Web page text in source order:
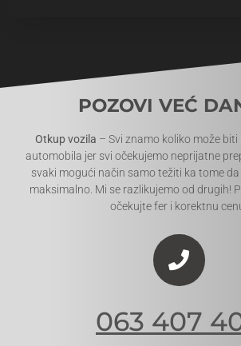
POZOVI VEĆ
Otkup vozila – Svi znamo koliko može
automobila jer svi očekujemo neprijatne
svaki mogući način samo težiti ka tome
maksimalno. Mi se razlikujemo od drugih!
očekujte fer i korektnu
063 407